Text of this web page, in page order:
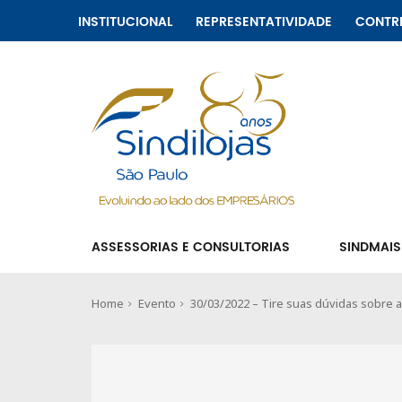
INSTITUCIONAL REPRESENTATIVIDADE
ASSESSORIAS E CONSULTORIAS
Home Evento 30/03/2022 – Tire suas dúvidas sobre